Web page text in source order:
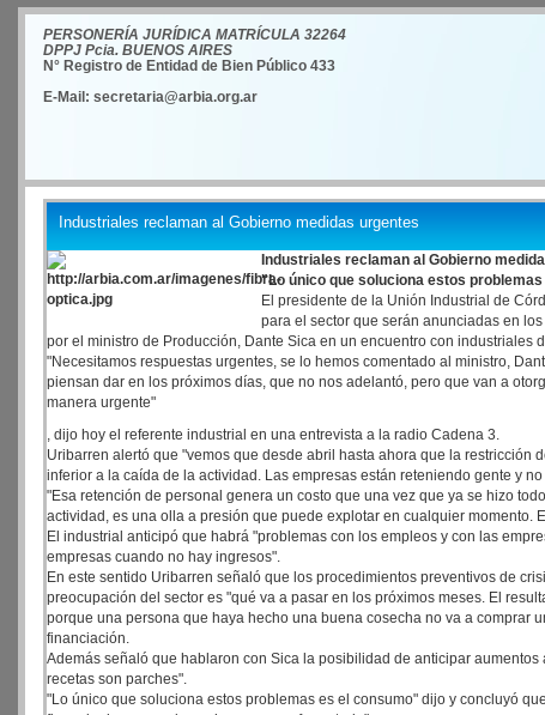
PERSONERÍA JURÍDICA MATRÍCULA 32264
DPPJ Pcia. BUENOS AIRES
N° Registro de Entidad de Bien Público 433
E-Mail: secretaria@arbia.org.ar
Industriales reclaman al Gobierno medidas urgentes
Industriales reclaman al Gobierno
"Lo único que soluciona estos
El presidente de la Unión Industrial de
para el sector que serán anunciadas en
por el ministro de Producción, Dante Sica en un encuentro con industriales
"Necesitamos respuestas urgentes, se lo hemos comentado al ministro,
piensan dar en los próximos días, que no nos adelantó, pero que van a
manera urgente"
, dijo hoy el referente industrial en una entrevista a la radio Cadena 3.
Uribarren alertó que "vemos que desde abril hasta ahora que la
inferior a la caída de la actividad. Las empresas están reteniendo gente y
"Esa retención de personal genera un costo que una vez que ya se hizo
actividad, es una olla a presión que puede explotar en cualquier momento.
El industrial anticipó que habrá "problemas con los empleos y con las
empresas cuando no hay ingresos".
En este sentido Uribarren señaló que los procedimientos preventivos de
preocupación del sector es "qué va a pasar en los próximos meses. El
porque una persona que haya hecho una buena cosecha no va a comprar
financiación.
Además señaló que hablaron con Sica la posibilidad de anticipar
recetas son parches".
"Lo único que soluciona estos problemas es el consumo" dijo y concluyó